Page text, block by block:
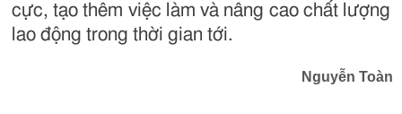
cực, tạo thêm việc làm và nâng cao chất lượng
lao động trong thời gian tới.
Nguyễn Toàn